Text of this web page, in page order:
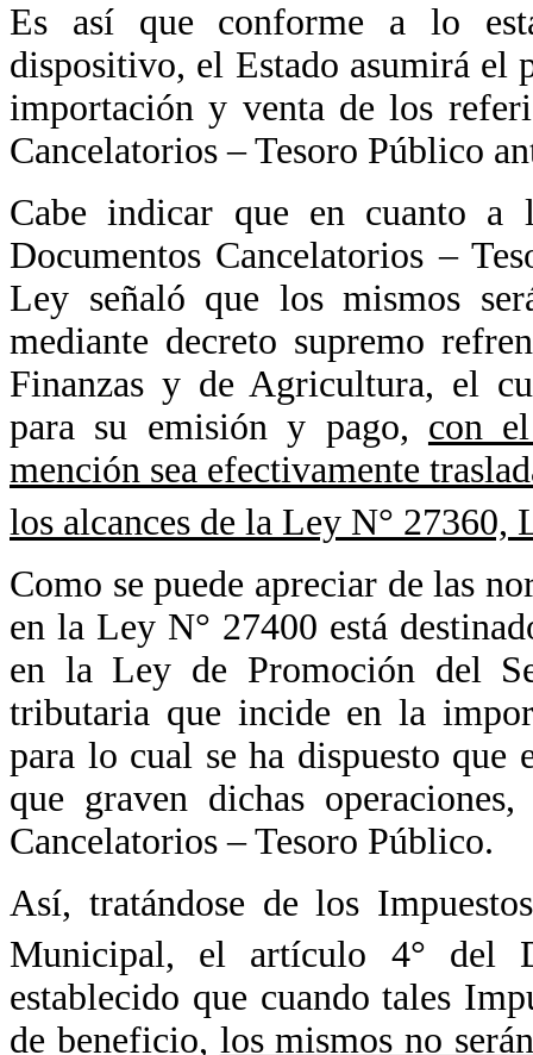
Es así que conforme a lo
dispositivo, el Estado asumirá el
importación y venta de los
Cancelatorios – Tesoro Público
Cabe indicar que en cuanto a
Documentos Cancelatorios –
Ley señaló que los mismos
mediante decreto supremo
Finanzas y de Agricultura, el
para su emisión y pago, con
mención sea efectivamente
los alcances de la Ley N°
Como se puede apreciar de las
en la Ley N° 27400 está
en la Ley de Promoción del
tributaria que incide en la
para lo cual se ha dispuesto
que graven dichas
Cancelatorios – Tesoro Público.
Así, tratándose de los
Municipal, el artículo 4° del
establecido que cuando tales
de beneficio, los mismos no